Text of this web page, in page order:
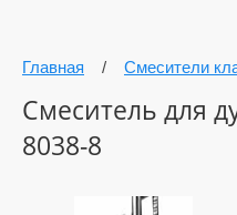
Главная / Смесители
Смеситель для
8038-8